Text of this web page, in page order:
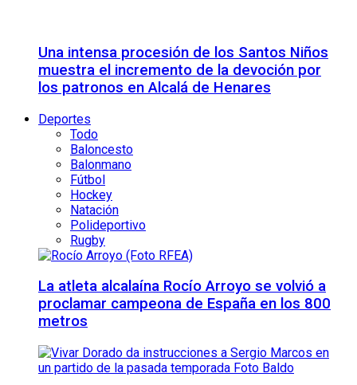
Una intensa procesión de los Santos Niños
muestra el incremento de la devoción por
los patronos en Alcalá de Henares
Deportes
Todo
Baloncesto
Balonmano
Fútbol
Hockey
Natación
Polideportivo
Rugby
La atleta alcalaína Rocío Arroyo se volvió a
proclamar campeona de España en los 800
metros